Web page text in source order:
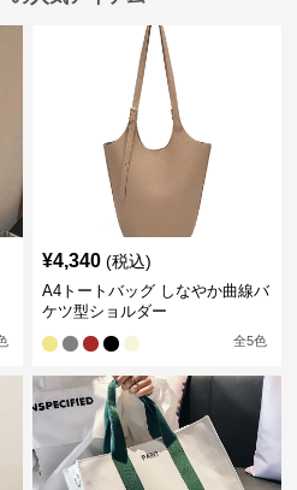
¥4,340 (税込)
A4トートバッグ しなやか曲線バ
ケツ型ショルダー
全5色